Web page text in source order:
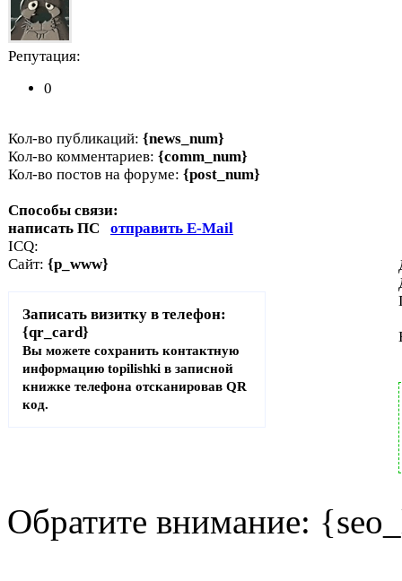
Репутация:
0
Кол-во публикаций: {news_num}
Кол-во комментариев: {comm_num}
Кол-во постов на форуме: {post_num}
Способы связи:
написать ПС отправить E-Mail
ICQ:
Сайт: {p_www}
Записать визитку в телефон:
{qr_card}
Вы можете сохранить контактную
информацию topilishki в записной
книжке телефона отсканировав QR
код.
Обратите внимание: